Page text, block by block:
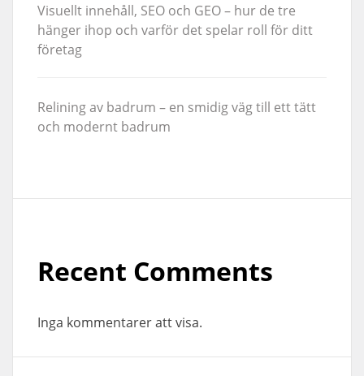
Visuellt innehåll, SEO och GEO – hur de tre
hänger ihop och varför det spelar roll för ditt
företag
Relining av badrum – en smidig väg till ett tätt
och modernt badrum
Recent Comments
Inga kommentarer att visa.